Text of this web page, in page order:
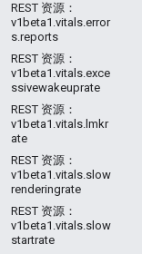
REST 资源：
v1beta1.vitals.error
s.reports
REST 资源：
v1beta1.vitals.exce
ssivewakeuprate
REST 资源：
v1beta1.vitals.lmkr
ate
REST 资源：
v1beta1.vitals.slow
renderingrate
REST 资源：
v1beta1.vitals.slow
startrate